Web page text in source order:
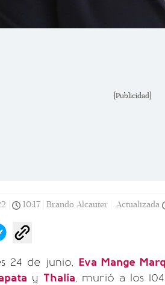
[Publicidad]
10:17 Brando Alcauter | Actualizada
24 de junio, Eva Mange
y Thalía, murió a los